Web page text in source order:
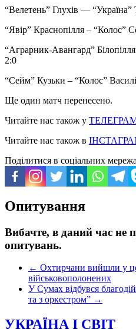
“Велетень” Глухів — “Україна”
“Явір” Краснопілля – “Колос”
“Аграрник-Авангард”
2:0
“Сейм” Кузьки – “Колос”
Ще один матч перенесено.
Читайте нас також у
Читайте нас також в
Поділитися в соціальних
Опитування
Вибачте, в даний час не
опитувань.
← Охтирчани вийшли у
військовополонених
У Сумах відбувся
та з оркестром” →
УКРАЇНА І СВІТ